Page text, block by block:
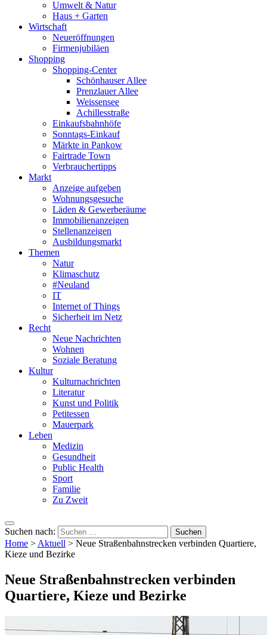
Umwelt & Natur
Haus + Garten
Wirtschaft
Neueröffnungen
Firmenjubiläen
Shopping
Shopping-Center
Schönhauser Allee
Prenzlauer Allee
Weissensee
Achillesstraße
Einkaufsbahnhöfe
Sonntags-Einkauf
Märkte in Pankow
Fairtrade Town
Verbrauchertipps
Markt
Anzeige aufgeben
Wohnungsgesuche
Läden & Gewerberäume
Immobilienanzeigen
Stellenanzeigen
Ausbildungsmarkt
Themen
Natur
Klimaschutz
#Neuland
IT
Internet of Things
Sicherheit im Netz
Recht
Neue Nachrichten
Wohnen
Soziale Beratung
Kultur
Kulturnachrichten
Literatur
Kunst und Politik
Petitessen
Mauerpark
Leben
Medizin
Gesundheit
Public Health
Sport
Familie
Zu Zweit
Suchen nach:
Home >Aktuell > Neue Straßenbahnstrecken verbinden Quartiere,
Kieze und Bezirke
Neue Straßenbahnstrecken verbinden
Quartiere, Kieze und Bezirke